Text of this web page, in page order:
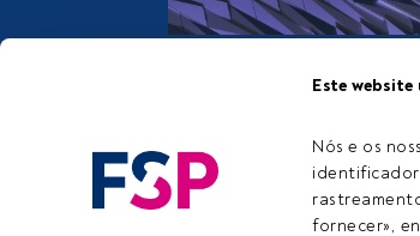
Este
Nós e os
fornecer»,